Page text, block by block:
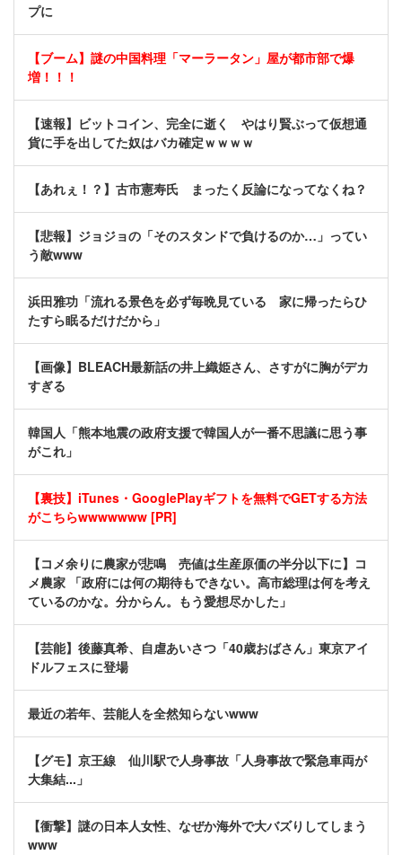
プに
【ブーム】謎の中国料理「マーラータン」屋が都市部で爆
増！！！
【速報】ビットコイン、完全に逝く やはり賢ぶって仮想通
貨に手を出してた奴はバカ確定ｗｗｗｗ
【あれぇ！？】古市憲寿氏 まったく反論になってなくね？
【悲報】ジョジョの「そのスタンドで負けるのか…」ってい
う敵www
浜田雅功「流れる景色を必ず毎晩見ている 家に帰ったらひ
たすら眠るだけだから」
【画像】BLEACH最新話の井上織姫さん、さすがに胸がデカ
すぎる
韓国人「熊本地震の政府支援で韓国人が一番不思議に思う事
がこれ」
【裏技】iTunes・GooglePlayギフトを無料でGETする方法
がこちらwwwwwww [PR]
【コメ余りに農家が悲鳴 売値は生産原価の半分以下に】コ
メ農家 「政府には何の期待もできない。高市総理は何を考え
ているのかな。分からん。もう愛想尽かした」
【芸能】後藤真希、自虐あいさつ「40歳おばさん」東京アイ
ドルフェスに登場
最近の若年、芸能人を全然知らないwww
【グモ】京王線 仙川駅で人身事故「人身事故で緊急車両が
大集結...」
【衝撃】謎の日本人女性、なぜか海外で大バズりしてしまう
www